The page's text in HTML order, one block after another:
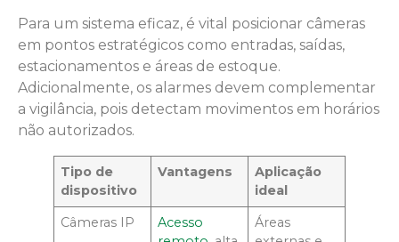
Para um sistema eficaz, é vital posicionar câmeras
em pontos estratégicos como entradas, saídas,
estacionamentos e áreas de estoque.
Adicionalmente, os alarmes devem complementar
a vigilância, pois detectam movimentos em horários
não autorizados.
Tipo de
dispositivo
Vantagens
Aplicação
ideal
Câmeras IP
Acesso
Áreas